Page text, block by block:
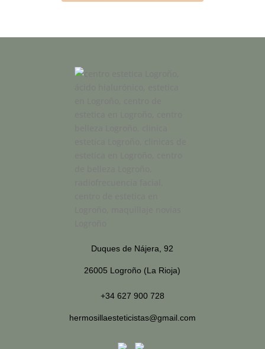
Duques de Nájera, 92
26005 Logroño (La Rioja)
+34 627 900 728
hermosillaesteticistas@gmail.com